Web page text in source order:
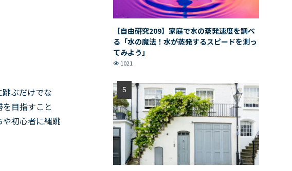
ぶだけでな
目指すこと
初心者に縄跳
【自由研究209】家庭で水の蒸発速度を調べ
る「水の魔法！水が蒸発するスピードを測っ
てみよう」
1021